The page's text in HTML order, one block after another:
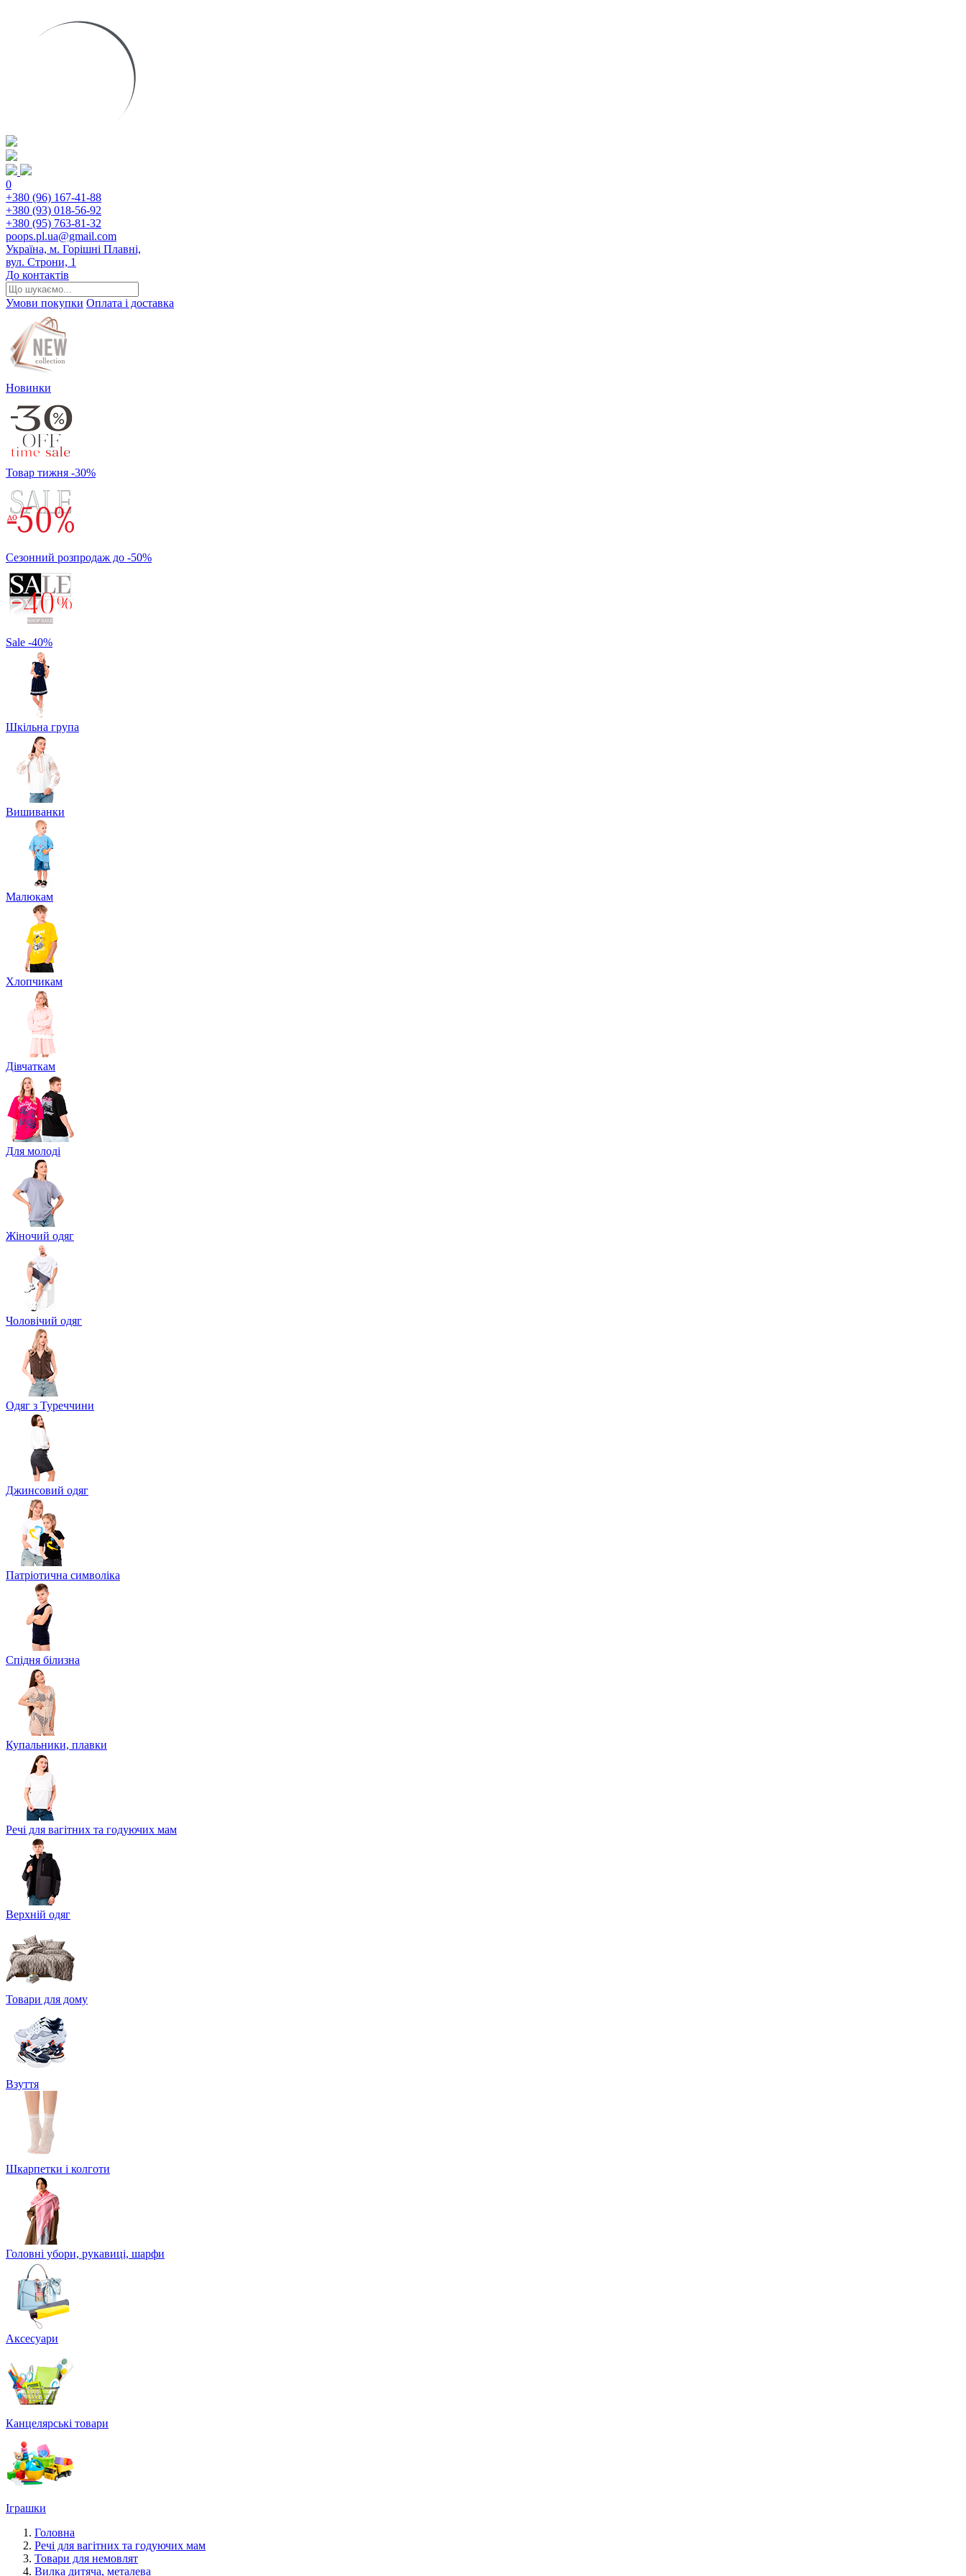
0
+380 (96) 167-41-88
+380 (93) 018-56-92
+380 (95) 763-81-32
poops.pl.ua@gmail.com
Україна, м. Горішні Плавні,
вул. Строни, 1
До контактів
Умови покупки Оплата і доставка
Новинки
Товар тижня -30%
Сезонний розпродаж до -50%
Sale -40%
Шкільна група
Вишиванки
Малюкам
Хлопчикам
Дівчаткам
Для молоді
Жіночий одяг
Чоловічий одяг
Одяг з Туреччини
Джинсовий одяг
Патріотична символіка
Спідня білизна
Купальники, плавки
Речі для вагітних та годуючих мам
Верхній одяг
Товари для дому
Взуття
Шкарпетки і колготи
Головні убори, рукавиці, шарфи
Аксесуари
Канцелярські товари
Іграшки
Головна
Речі для вагітних та годуючих мам
Товари для немовлят
Вилка дитяча, металева